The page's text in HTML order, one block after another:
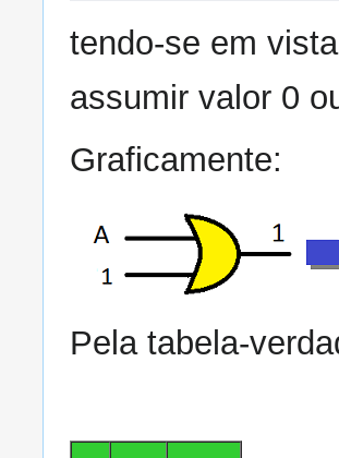
tendo-se em
assumir valor 0
Graficamente:
Pela tabela-